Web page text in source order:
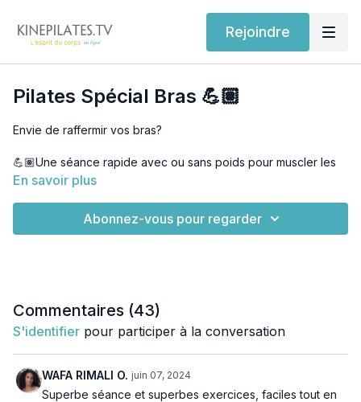
Rejoindre
Pilates Spécial Bras 💪🏽
Envie de raffermir vos bras?
💪🏽Une séance rapide avec ou sans poids pour muscler les
bras mais aussi améliorer la mobilité des épaules pour éviter
🙌🏾 Des exercices additionnels pour assouplir et renforcer
En savoir plus
Abonnez-vous pour regarder
Commentaires (43)
S'identifier pour participer à la conversation
WAFA RIMALI O. juin 07, 2024
Superbe séance et superbes exercices, faciles tout en